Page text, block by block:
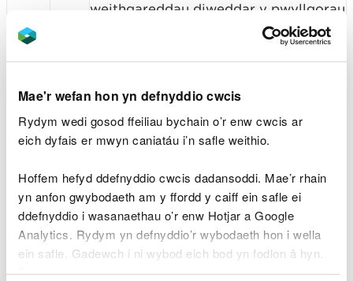
Mae'r wefan hon yn defnyddio cwcis
Rydym wedi gosod ffeiliau bychain o’r enw cwcis ar
eich dyfais er mwyn caniatáu i’n safle weithio.
Hoffem hefyd ddefnyddio cwcis dadansoddi. Mae’r rhain
yn anfon gwybodaeth am y ffordd y caiff ein safle ei
ddefnyddio i wasanaethau o’r enw Hotjar a Google
Analytics. Rydym yn defnyddio’r wybodaeth hon i wella
ein safle. Gadewch i ni wybod eich bod yn fodlon â hyn.
Byddwn yn defnyddio cwci i gadw eich dewis.
weithgareddau diweddar y pwyllgorau
10:30 6
Adolygiad blynyddol o’r Cylch
Gorchwyl
Noddwr: Prys Davies, Cyfarwyddwr
Gweithredol Strategaeth a Datblygu
Corfforaethol
Cyflwynydd: Colette Fletcher,
Pennaeth Llywodraethu ac
Ysgrifennydd y Bwrdd
Crynodeb: Cymeradwyo Cylch
Gorchwyl diwygiedig y Bwrdd,